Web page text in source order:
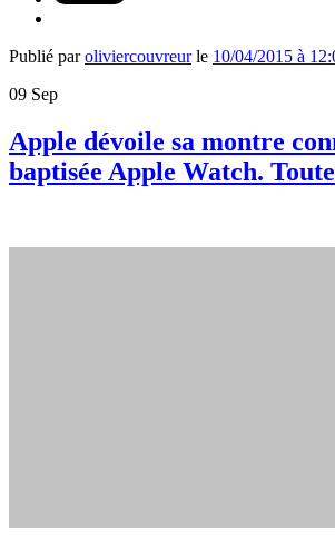
Publié paroliviercouvreurle 10/04/2015 à
09 Sep
Apple dévoile sa montre
baptisée Apple Watch.